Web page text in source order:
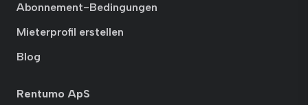
Abonnement-Bedingungen
Mieterprofil erstellen
Blog
Rentumo ApS